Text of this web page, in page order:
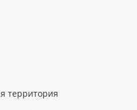
территория